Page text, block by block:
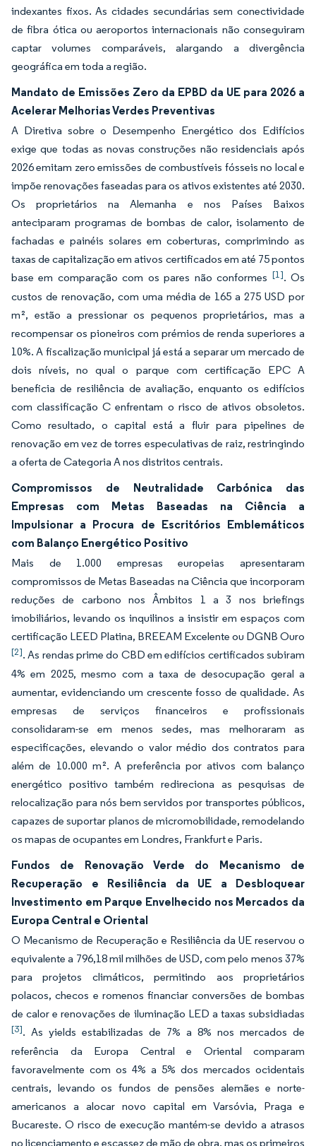
indexantes fixos. As cidades secundárias sem conectividade
de fibra ótica ou aeroportos internacionais não conseguiram
captar volumes comparáveis, alargando a divergência
geográfica em toda a região.
Mandato de Emissões Zero da EPBD da UE para 2026 a
Acelerar Melhorias Verdes Preventivas
A Diretiva sobre o Desempenho Energético dos Edifícios
exige que todas as novas construções não residenciais após
2026 emitam zero emissões de combustíveis fósseis no local e
impõe renovações faseadas para os ativos existentes até 2030.
Os proprietários na Alemanha e nos Países Baixos
anteciparam programas de bombas de calor, isolamento de
fachadas e painéis solares em coberturas, comprimindo as
taxas de capitalização em ativos certificados em até 75 pontos
base em comparação com os pares não conformes [1]. Os
custos de renovação, com uma média de 165 a 275 USD por
m², estão a pressionar os pequenos proprietários, mas a
recompensar os pioneiros com prémios de renda superiores a
10%. A fiscalização municipal já está a separar um mercado de
dois níveis, no qual o parque com certificação EPC A
beneficia de resiliência de avaliação, enquanto os edifícios
com classificação C enfrentam o risco de ativos obsoletos.
Como resultado, o capital está a fluir para pipelines de
renovação em vez de torres especulativas de raiz, restringindo
a oferta de Categoria A nos distritos centrais.
Compromissos de Neutralidade Carbónica das
Empresas com Metas Baseadas na Ciência a
Impulsionar a Procura de Escritórios Emblemáticos
com Balanço Energético Positivo
Mais de 1.000 empresas europeias apresentaram
compromissos de Metas Baseadas na Ciência que incorporam
reduções de carbono nos Âmbitos 1 a 3 nos briefings
imobiliários, levando os inquilinos a insistir em espaços com
certificação LEED Platina, BREEAM Excelente ou DGNB Ouro
[2]. As rendas prime do CBD em edifícios certificados subiram
4% em 2025, mesmo com a taxa de desocupação geral a
aumentar, evidenciando um crescente fosso de qualidade. As
empresas de serviços financeiros e profissionais
consolidaram-se em menos sedes, mas melhoraram as
especificações, elevando o valor médio dos contratos para
além de 10.000 m². A preferência por ativos com balanço
energético positivo também redireciona as pesquisas de
relocalização para nós bem servidos por transportes públicos,
capazes de suportar planos de micromobilidade, remodelando
os mapas de ocupantes em Londres, Frankfurt e Paris.
Fundos de Renovação Verde do Mecanismo de
Recuperação e Resiliência da UE a Desbloquear
Investimento em Parque Envelhecido nos Mercados da
Europa Central e Oriental
O Mecanismo de Recuperação e Resiliência da UE reservou o
equivalente a 796,18 mil milhões de USD, com pelo menos 37%
para projetos climáticos, permitindo aos proprietários
polacos, checos e romenos financiar conversões de bombas
de calor e renovações de iluminação LED a taxas subsidiadas
[3]. As yields estabilizadas de 7% a 8% nos mercados de
referência da Europa Central e Oriental comparam
favoravelmente com os 4% a 5% dos mercados ocidentais
centrais, levando os fundos de pensões alemães e norte-
americanos a alocar novo capital em Varsóvia, Praga e
Bucareste. O risco de execução mantém-se devido a atrasos
no licenciamento e escassez de mão de obra, mas os primeiros